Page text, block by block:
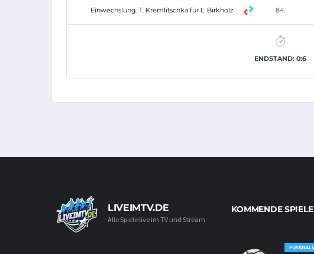
Einwechslung: T. Kremlitschka für L. Birkholz 84.
ENDSTAND: 0:6
LIVEIMTV.DE
Alle Spiele live im TV und Stream
KOMMENDE SPIELE
FUSSBALL